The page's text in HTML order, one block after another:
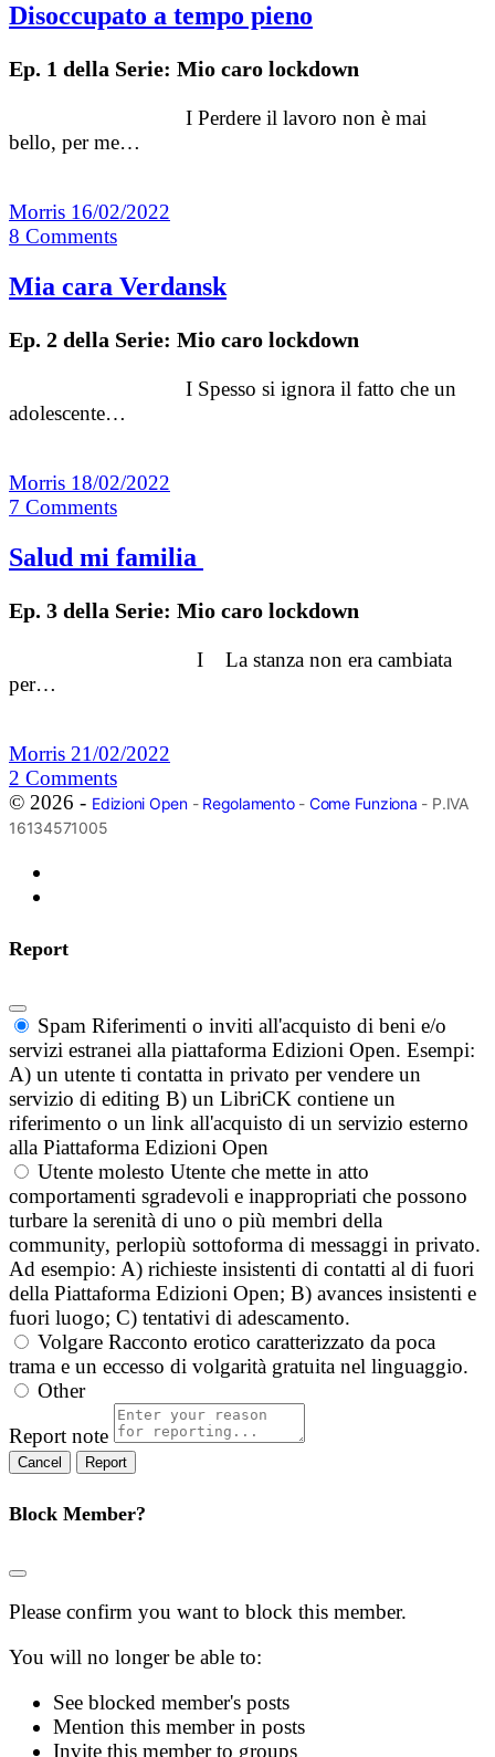
Disoccupato a tempo pieno
Ep. 1 della Serie: Mio caro lockdown
I Perdere il lavoro non è mai
bello, per me…
Morris 16/02/2022
8 Comments
Mia cara Verdansk
Ep. 2 della Serie: Mio caro lockdown
I Spesso si ignora il fatto che un
adolescente…
Morris 18/02/2022
7 Comments
Salud mi familia
Ep. 3 della Serie: Mio caro lockdown
I La stanza non era cambiata
per…
Morris 21/02/2022
2 Comments
© 2026 - Edizioni Open- Regolamento- Come Funziona - P.IVA
16134571005
Report
Spam Riferimenti o inviti all'acquisto di beni e/o
servizi estranei alla piattaforma Edizioni Open. Esempi:
A) un utente ti contatta in privato per vendere un
servizio di editing B) un LibriCK contiene un
riferimento o un link all'acquisto di un servizio esterno
alla Piattaforma Edizioni Open
Utente molesto Utente che mette in atto
comportamenti sgradevoli e inappropriati che possono
turbare la serenità di uno o più membri della
community, perlopiù sottoforma di messaggi in privato.
Ad esempio: A) richieste insistenti di contatti al di fuori
della Piattaforma Edizioni Open; B) avances insistenti e
fuori luogo; C) tentativi di adescamento.
Volgare Racconto erotico caratterizzato da poca
trama e un eccesso di volgarità gratuita nel linguaggio.
Other
Report note
Report
Block Member?
Please confirm you want to block this member.
You will no longer be able to:
See blocked member's posts
Mention this member in posts
Invite this member to groups